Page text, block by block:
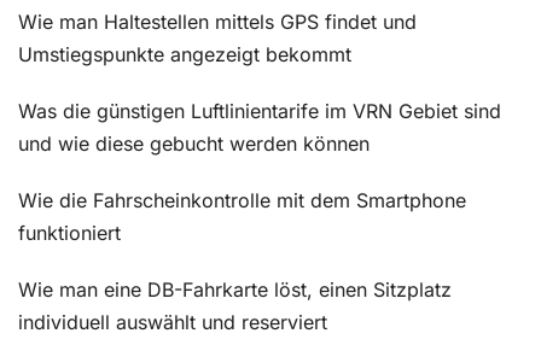
Wie man Haltestellen mittels GPS findet und
Umstiegspunkte angezeigt bekommt
Was die günstigen Luftlinientarife im VRN Gebiet sind
und wie diese gebucht werden können
Wie die Fahrscheinkontrolle mit dem Smartphone
funktioniert
Wie man eine DB-Fahrkarte löst, einen Sitzplatz
individuell auswählt und reserviert